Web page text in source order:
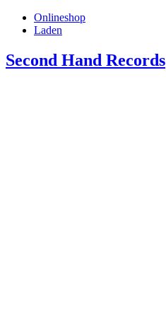
Onlineshop
Laden
Second Hand Records